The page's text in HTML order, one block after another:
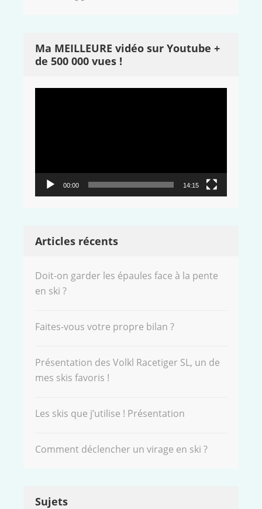
Ma MEILLEURE vidéo sur Youtube +
de 500 000 vues !
00:00 14:15
Articles récents
Doit-on garder les épaules face à la pente
en ski ?
Faites-vous votre propre bilan ?
Présentation des Volkl Racetiger SL, un de
mes skis favoris !
Les skis que j’utilise ! Présentation
Comment déclencher un virage en ski ?
Sujets